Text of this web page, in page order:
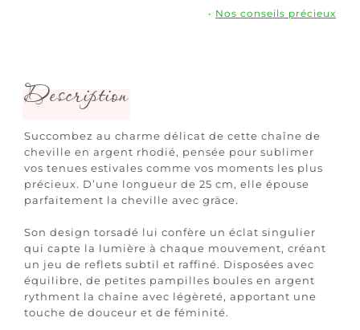
• Nos conseils précieux
Description
Succombez au charme délicat de cette chaîne de
cheville en argent rhodié, pensée pour sublimer
vos tenues estivales comme vos moments les plus
précieux. D’une longueur de 25 cm, elle épouse
parfaitement la cheville avec gräce.
Son design torsadé lui confère un éclat singulier
qui capte la lumière à chaque mouvement, créant
un jeu de reflets subtil et raffiné. Disposées avec
équilibre, de petites pampilles boules en argent
rythment la chaîne avec légèreté, apportant une
touche de douceur et de féminité.